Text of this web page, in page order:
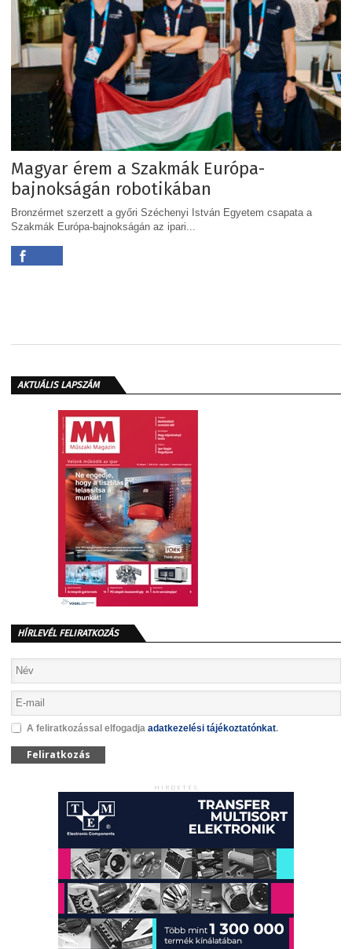
Magyar érem a Szakmák Európa-
bajnokságán robotikában
Bronzérmet szerzett a győri Széchenyi István Egyetem csapata a
Szakmák Európa-bajnokságán az ipari...
AKTUÁLIS LAPSZÁM
HÍRLEVÉL FELIRATKOZÁS
A feliratkozással elfogadja adatkezelési tájékoztatónkat.
Feliratkozás
HIRDETÉS